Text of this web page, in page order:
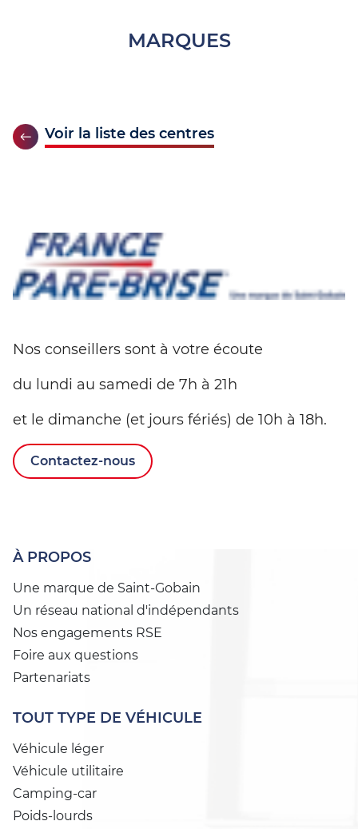
MARQUES
Voir la liste des centres
Nos conseillers sont à votre écoute
du lundi au samedi de 7h à 21h
et le dimanche (et jours fériés) de 10h à 18h.
Contactez-nous
À PROPOS
Une marque de Saint-Gobain
Un réseau national d'indépendants
Nos engagements RSE
Foire aux questions
Partenariats
TOUT TYPE DE VÉHICULE
Véhicule léger
Véhicule utilitaire
Camping-car
Poids-lourds